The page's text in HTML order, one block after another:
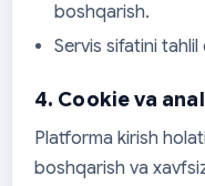
boshqarish.
Servis sifatini tahlil
4. Cookie va
Platforma kirish
boshqarish va